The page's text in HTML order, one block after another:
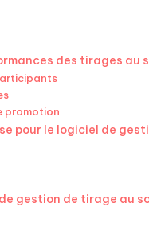
des tirages au
promotion
pour le logiciel de
gestion de tirage au